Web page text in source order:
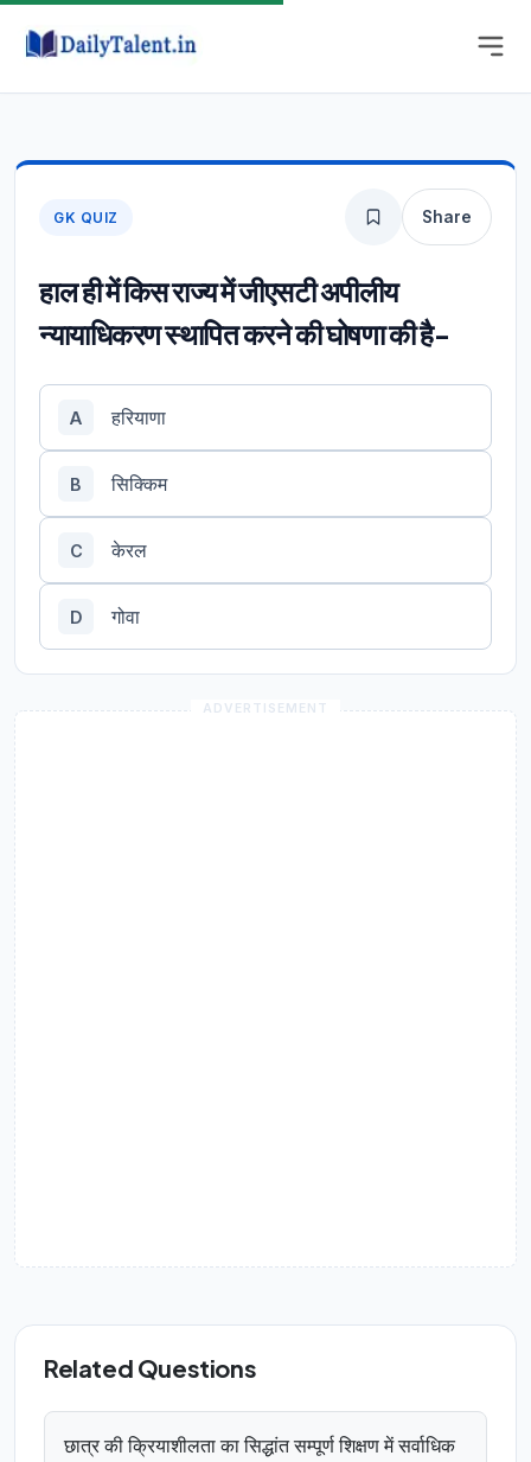
GK QUIZ Share
हाल ही में किस राज्य में जीएसटी अपीलीय
न्यायाधिकरण स्थापित करने की घोषणा की है-
A हरियाणा
B सिक्किम
C केरल
D गोवा
Related Questions
छात्र की क्रियाशीलता का सिद्धांत सम्पूर्ण शिक्षण में सर्वाधिक